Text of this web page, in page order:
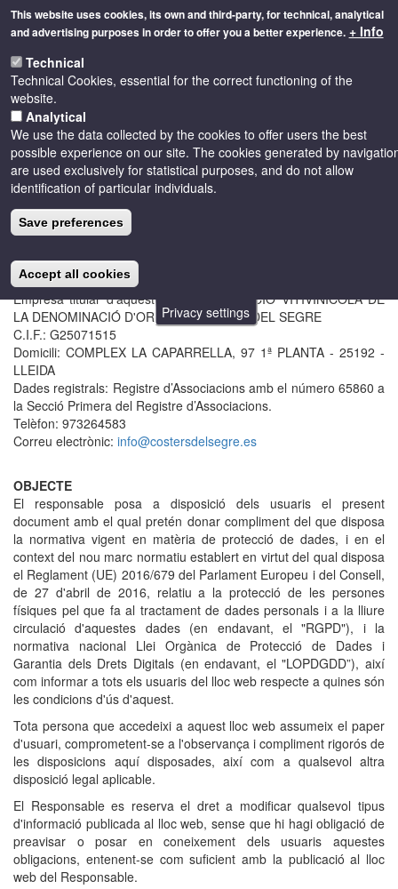
Privacy settings
This website uses cookies, its own and third-party, for technical, analytical
and advertising purposes in order to offer you a better experience. + Info
Technical
Technical Cookies, essential for the correct functioning of the
website.
Analytical
We use the data collected by the cookies to offer users the best
possible experience on our site. The cookies generated by
are used exclusively for statistical purposes, and do not allow
identification of particular individuals.
Save preferences
Accept all cookies
Skip
content
Legal warning
TITULAR DE LA WEB
En compliment del deure d’informar recollit en article 10 de la Llei
34/2002, d'11 de juliol, de Serveis de la Societat de la Informació i
dades:
Empresa titular d'aquesta web: ASSOCIACIÓ VITIVINÍCOLA DE
LA DENOMINACIÓ D'ORIGEN COSTERS DEL SEGRE
C.I.F.: G25071515
Domicili: COMPLEX LA CAPARRELLA, 97 1ª PLANTA - 25192 -
LLEIDA
Dades registrals: Registre d’Associacions amb el número 65860 a
la Secció Primera del Registre d’Associacions.
Telèfon: 973264583
Correu electrònic: info@costersdelsegre.es
OBJECTE
El responsable posa a disposició dels usuaris el present
document amb el qual pretén donar compliment del que disposa
la normativa vigent en matèria de protecció de dades, i en el
context del nou marc normatiu establert en virtut del qual disposa
el Reglament (UE) 2016/679 del Parlament Europeu i del Consell,
de 27 d'abril de 2016, relatiu a la protecció de les persones
físiques pel que fa al tractament de dades personals i a la lliure
circulació d'aquestes dades (en endavant, el "RGPD"), i la
normativa nacional Llei Orgànica de Protecció de Dades i
Garantia dels Drets Digitals (en endavant, el "LOPDGDD”), així
com informar a tots els usuaris del lloc web respecte a quines són
les condicions d'ús d'aquest.
Tota persona que accedeixi a aquest lloc web assumeix el paper
d'usuari, comprometent-se a l'observança i compliment rigorós de
les disposicions aquí disposades, així com a qualsevol altra
disposició legal aplicable.
El Responsable es reserva el dret a modificar qualsevol tipus
d'informació publicada al lloc web, sense que hi hagi obligació de
preavisar o posar en coneixement dels usuaris aquestes
obligacions, entenent-se com suficient amb la publicació al lloc
web del Responsable.